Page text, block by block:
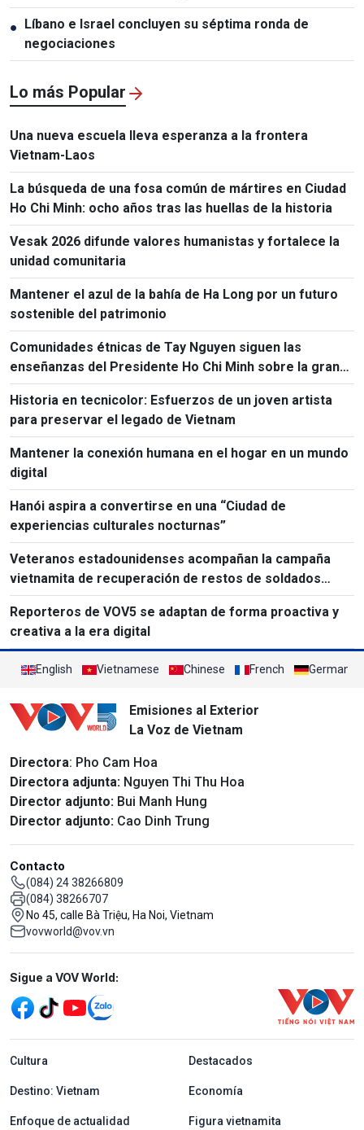
● Líbano e Israel concluyen su séptima ronda de
negociaciones
Lo más Popular
Una nueva escuela lleva esperanza a la frontera
Vietnam-Laos
La búsqueda de una fosa común de mártires en Ciudad
Ho Chi Minh: ocho años tras las huellas de la historia
Vesak 2026 difunde valores humanistas y fortalece la
unidad comunitaria
Mantener el azul de la bahía de Ha Long por un futuro
sostenible del patrimonio
Comunidades étnicas de Tay Nguyen siguen las
enseñanzas del Presidente Ho Chi Minh sobre la gran
unidad nacional
Historia en tecnicolor: Esfuerzos de un joven artista
para preservar el legado de Vietnam
Mantener la conexión humana en el hogar en un mundo
digital
Hanói aspira a convertirse en una “Ciudad de
experiencias culturales nocturnas”
Veteranos estadounidenses acompañan la campaña
vietnamita de recuperación de restos de soldados
caídos
Reporteros de VOV5 se adaptan de forma proactiva y
creativa a la era digital
English Vietnamese Chinese French German
Emisiones al Exterior
La Voz de Vietnam
Directora: Pho Cam Hoa
Directora adjunta: Nguyen Thi Thu Hoa
Director adjunto: Bui Manh Hung
Director adjunto: Cao Dinh Trung
Contacto
(084) 24 38266809
(084) 38266707
No 45, calle Bà Triệu, Ha Noi, Vietnam
vovworld@vov.vn
Mạng xã hội
Sigue a VOV World:
menu footer tiếng Tây ban nha
Cultura Destacados
Destino: Vietnam Economía
Enfoque de actualidad Figura vietnamita